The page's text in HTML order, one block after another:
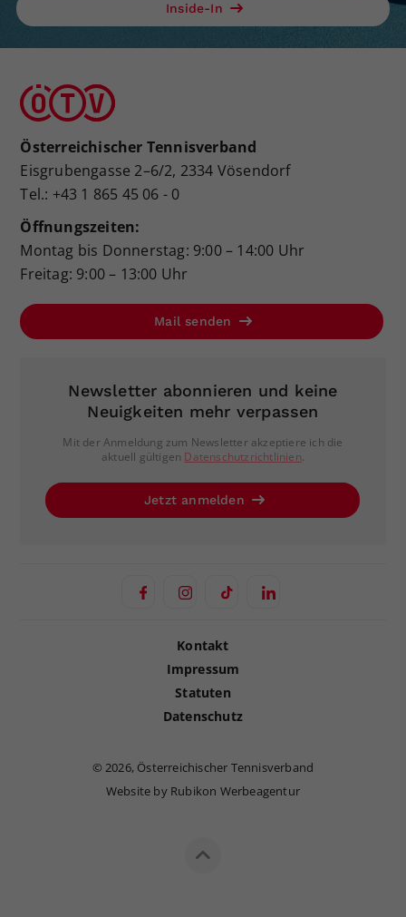
Inside-In
Österreichischer Tennisverband
Eisgrubengasse 2–6/2, 2334 Vösendorf
Tel.: +43 1 865 45 06 - 0
Öffnungszeiten:
Montag bis Donnerstag: 9:00 – 14:00 Uhr
Freitag: 9:00 – 13:00 Uhr
Mail senden
Newsletter abonnieren und keine
Neuigkeiten mehr verpassen
Mit der Anmeldung zum Newsletter akzeptiere ich die
aktuell gültigen Datenschutzrichtlinien.
Jetzt anmelden
Kontakt
Impressum
Statuten
Datenschutz
©2026, Österreichischer Tennisverband
Website by Rubikon Werbeagentur